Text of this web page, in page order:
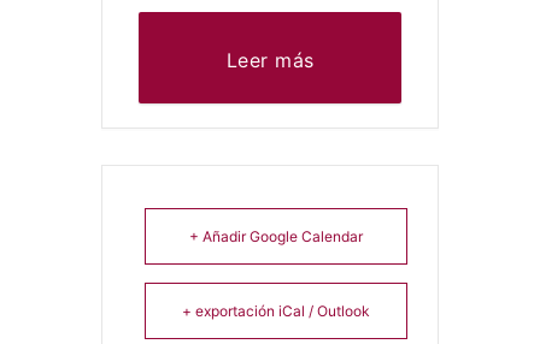
Leer más
+ Añadir Google Calendar
+ exportación iCal / Outlook